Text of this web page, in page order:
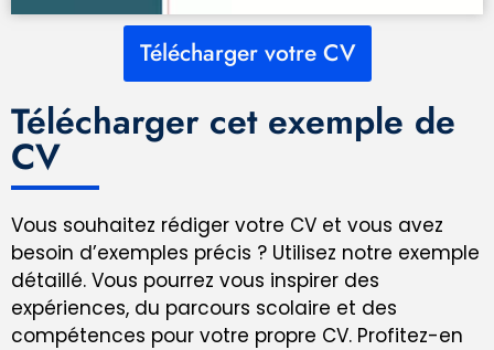
Télécharger votre CV
Télécharger cet exemple de
CV
Vous souhaitez rédiger votre CV et vous avez
besoin d’exemples précis ? Utilisez notre exemple
détaillé. Vous pourrez vous inspirer des
expériences, du parcours scolaire et des
compétences pour votre propre CV. Profitez-en